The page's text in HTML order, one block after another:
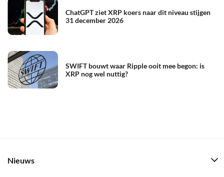
ChatGPT ziet XRP koers naar dit niveau stijgen
31 december 2026
SWIFT bouwt waar Ripple ooit mee begon: is
XRP nog wel nuttig?
Nieuws